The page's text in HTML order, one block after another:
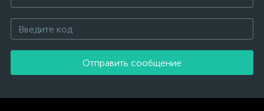
Отправить сообщение